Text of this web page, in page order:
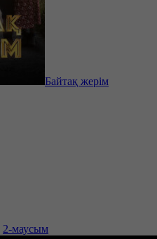
Байтақ жерім
2-маусым